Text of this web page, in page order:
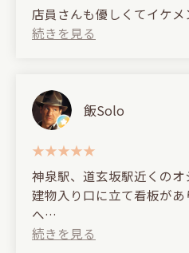
ways, such as as a working
on a date, or for private use.
there's no need to worry.
I'll definitely go again♪
店員さんも優しくてイケメ
穴場的な存在です。
(Translated by Google)
It's stylish and has a really
The staff are kind and
It's a hidden gem.
I'm thinking of going again
飯Solo
神泉駅、道玄坂駅近くの
建物入り口に立て看板が
へ
イケメン店員さんが美味し